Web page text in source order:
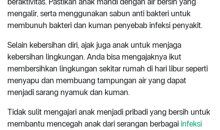
mengalir, serta menggunakan sabun anti bakteri untuk
membunuh bakteri dan kuman penyebab infeksi penyakit.
Selain kebersihan diri, ajak juga anak untuk menjaga
kebersihan lingkungan. Anda bisa mengajaknya ikut
membersihkan lingkungan sekitar rumah di hari libur seperti
menyapu dan membuang tampungan air yang dapat
menjadi sarang nyamuk dan kuman.
Tidak sulit mengajari anak menjadi pribadi yang bersih untuk
membantu mencegah anak dari serangan berbagai infeksi